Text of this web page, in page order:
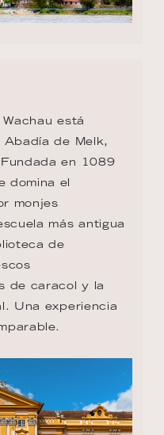
está
de Melk,
en 1089
domina el
monjes
más antigua
de
de caracol y la
Una experiencia